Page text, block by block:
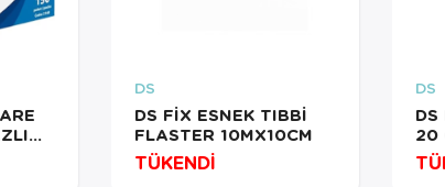
DS
DS FİX ESNEK TIBBİ
FLASTER 10MX10CM
TÜKENDİ
DS
20